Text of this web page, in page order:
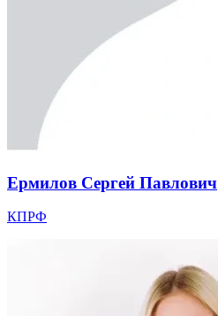
Ермилов Сергей Павлович
КПРФ